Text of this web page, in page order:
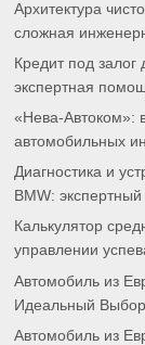
Архитектура
сложная
Кредит под залог
экспертная
«Нева-Автоком»:
автомобильных
Диагностика и
BMW:
Калькулятор
управлении
Автомобиль из
Идеальный Выбор
Автомобиль из